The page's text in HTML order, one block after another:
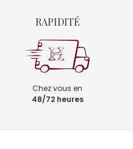
RAPIDITÉ
Chez vous en
48/72 heures